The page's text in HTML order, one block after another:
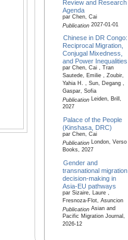
Review and Research
Agenda
par Chen, Cai
Publication2027-01-01
Chinese in DR Congo:
Reciprocal Migration,
Conjugal Mixedness,
and Power Inequalities
par Chen, Cai , Tran
Sautede, Emilie , Zoubir,
Yahia H. , Sun, Degang ,
Gaspar, Sofia
PublicationLeiden, Brill,
2027
Palace of the People
(Kinshasa, DRC)
par Chen, Cai
PublicationLondon, Verso
Books, 2027
Gender and
transnational migration
decision-making in
Asia-EU pathways
par Sizaire, Laure ,
Fresnoza-Flot, Asuncion
PublicationAsian and
Pacific Migration Journal,
2026-12